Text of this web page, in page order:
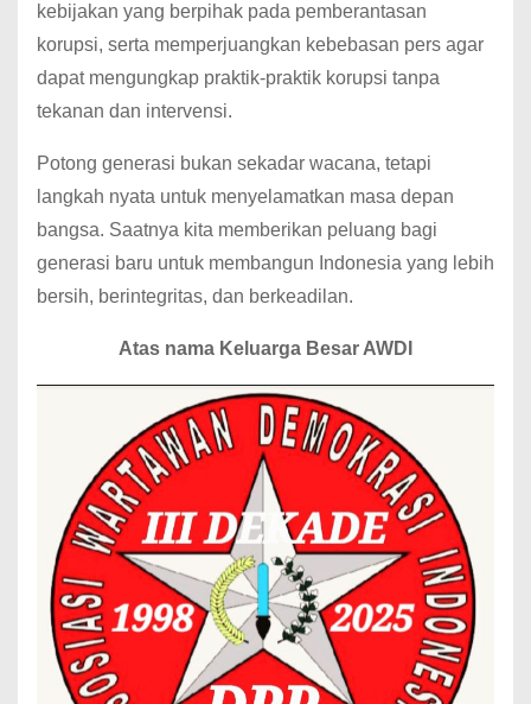
kebijakan yang berpihak pada pemberantasan
korupsi, serta memperjuangkan kebebasan pers agar
dapat mengungkap praktik-praktik korupsi tanpa
tekanan dan intervensi.
Potong generasi bukan sekadar wacana, tetapi
langkah nyata untuk menyelamatkan masa depan
bangsa. Saatnya kita memberikan peluang bagi
generasi baru untuk membangun Indonesia yang lebih
bersih, berintegritas, dan berkeadilan.
Atas nama Keluarga Besar AWDI